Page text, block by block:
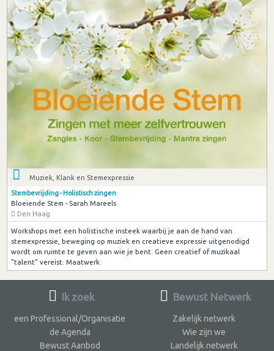
Muziek, Klank en Stemexpressie
Stembevrijding - Holistisch zingen
Bloeiende Stem - Sarah Mareels
Den Haag
Workshops met een holistische insteek waarbij je aan de hand van
stemexpressie, beweging op muziek en creatieve expressie uitgenodigd
wordt om ruimte te geven aan wie je bent. Geen creatief of muzikaal
"talent" vereist. Maatwerk.
Ik zoek
een Professional/Organisatie
de Agenda
Bewust Aanbod
Bewust Netwerk
Zakelijk netwerk
Wie zijn we
Landelijk netwerk